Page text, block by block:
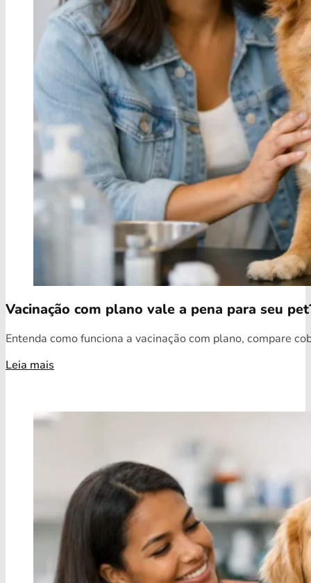
Vacinação com plano vale a pena para seu
Entenda como funciona a vacinação com plano, compare
Leia mais